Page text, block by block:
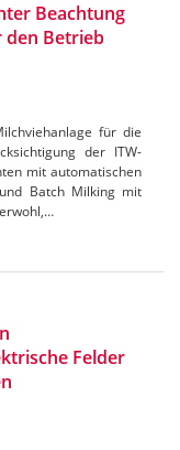
Beachtung
den Betrieb
für die
der ITW-
mit automatischen
Batch Milking mit
Felder